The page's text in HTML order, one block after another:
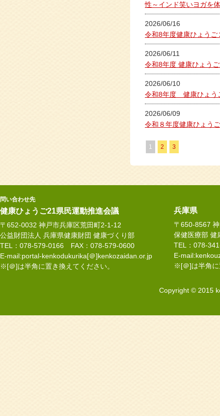
性～インド笑いヨガ
2026/06/16
令和8年度健康ひょう
2026/06/11
令和8年度 健康ひょう
2026/06/10
令和8年度 健康ひょう
2026/06/09
令和８年度健康ひょう
1 2 3
問い合わせ先
健康ひょうご21県民運動推進会議
〒652-0032 神戸市兵庫区荒田町2-1-12
公益財団法人 兵庫県健康財団 健康づくり部
TEL：078-579-0166 FAX：078-579-0600
E-mail:portal-kenkodukurika[＠]kenkozaidan.or.jp
※[＠]は半角に置き換えてください。
兵庫県
〒650-8567
保健医療部 健
TEL：078-
E-
※[＠]は半角に
Copyright © 2015